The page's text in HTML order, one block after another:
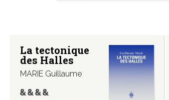
La tectonique
des Halles
MARIE Guillaume